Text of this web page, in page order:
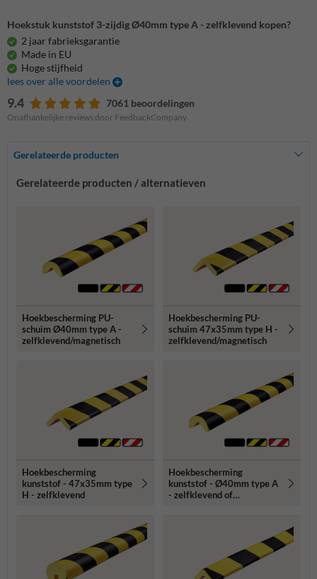
Hoekstuk kunststof 3-zijdig Ø40mm type A - zelfklevend kopen?
2 jaar fabrieksgarantie
Made in EU
Hoge stijfheid
lees over alle voordelen
9.4 7061 beoordelingen
Onafhankelijke reviews door FeedbackCompany
Gerelateerde producten
Gerelateerde producten / alternatieven
Hoekbescherming PU-
schuim Ø40mm type A -
zelfklevend/magnetisch
Hoekbescherming PU-
schuim 47x35mm type H -
zelfklevend/magnetisch
Hoekbescherming
kunststof - 47x35mm type
H - zelfklevend
Hoekbescherming
kunststof - Ø40mm type A
- zelfklevend of